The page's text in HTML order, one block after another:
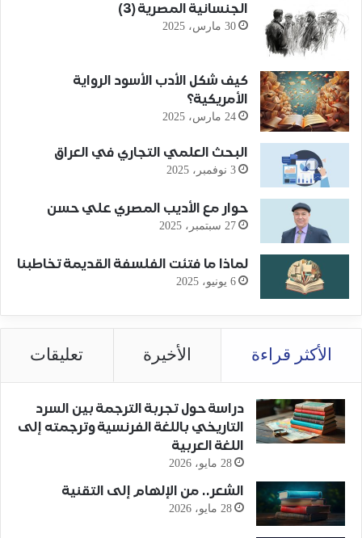
الجنسانية المصرية (3)
30 مارس، 2025
كيف شكل الأدب الأسود الرواية
الأمريكية؟
24 مارس، 2025
البحث العلمي التجاري في العراق
3 نوفمبر، 2025
حوار مع الأديب المصري علي حسن
27 سبتمبر، 2025
لماذا ما فتئت الفلسفة القديمة تخاطبنا
6 يونيو، 2025
الأكثر قراءة الأخيرة تعليقات
دراسة حول تجربة الترجمة بين السرد
التاريخي باللغة الفرنسية وترجمته إلى
اللغة العربية
28 مايو، 2026
الشعر.. من الإلهام إلى التقنية
28 مايو، 2026